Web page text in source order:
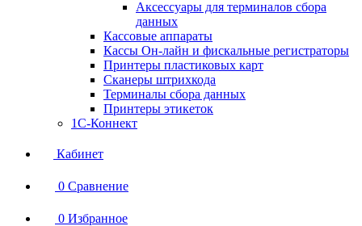
Аксессуары для терминалов сбора
данных
Кассовые аппараты
Кассы Он-лайн и фискальные регистраторы
Принтеры пластиковых карт
Сканеры штрихкода
Терминалы сбора данных
Принтеры этикеток
1С-Коннект
Кабинет
0 Сравнение
0 Избранное